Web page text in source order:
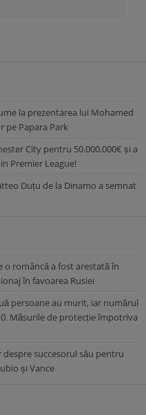
la prezentarea lui Mohamed
pe Papara Park
City pentru 50.000.000€ și a
Premier League!
Duțu de la Dinamo a semnat
o româncă a fost arestată în
în favoarea Rusiei
persoane au murit, iar numărul
Măsurile de protecție împotriva
succesorul său pentru
și Vance